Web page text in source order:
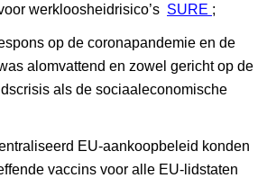
werkloosheidrisico’s SURE ;
op de coronapandemie en de
alomvattend en zowel gericht op de
als de sociaaleconomische
EU-aankoopbeleid konden
vaccins voor alle EU-lidstaten